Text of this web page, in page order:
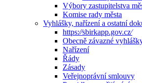
Výbory zastupitelstva
Komise rady města
Vyhlášky, nařízení a ostatní
https:⁄⁄sbirkapp.gov.cz⁄
Obecně závazné
Nařízení
Řády
Zásady
Veřejnoprávní smlouvy